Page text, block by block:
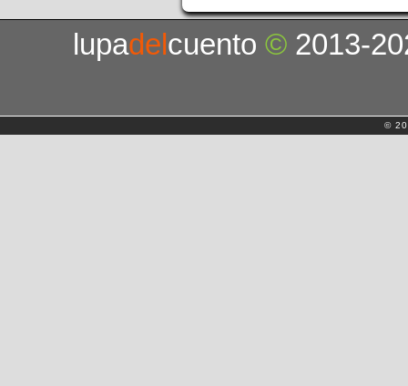
lupadelcuento© 2013-
©